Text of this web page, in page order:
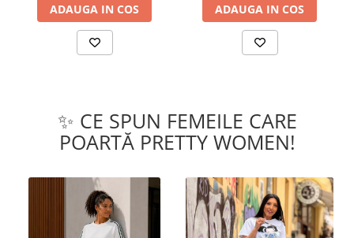
ADAUGA IN COS ADAUGA IN COS
✨ CE SPUN FEMEILE CARE
POARTĂ PRETTY WOMEN!